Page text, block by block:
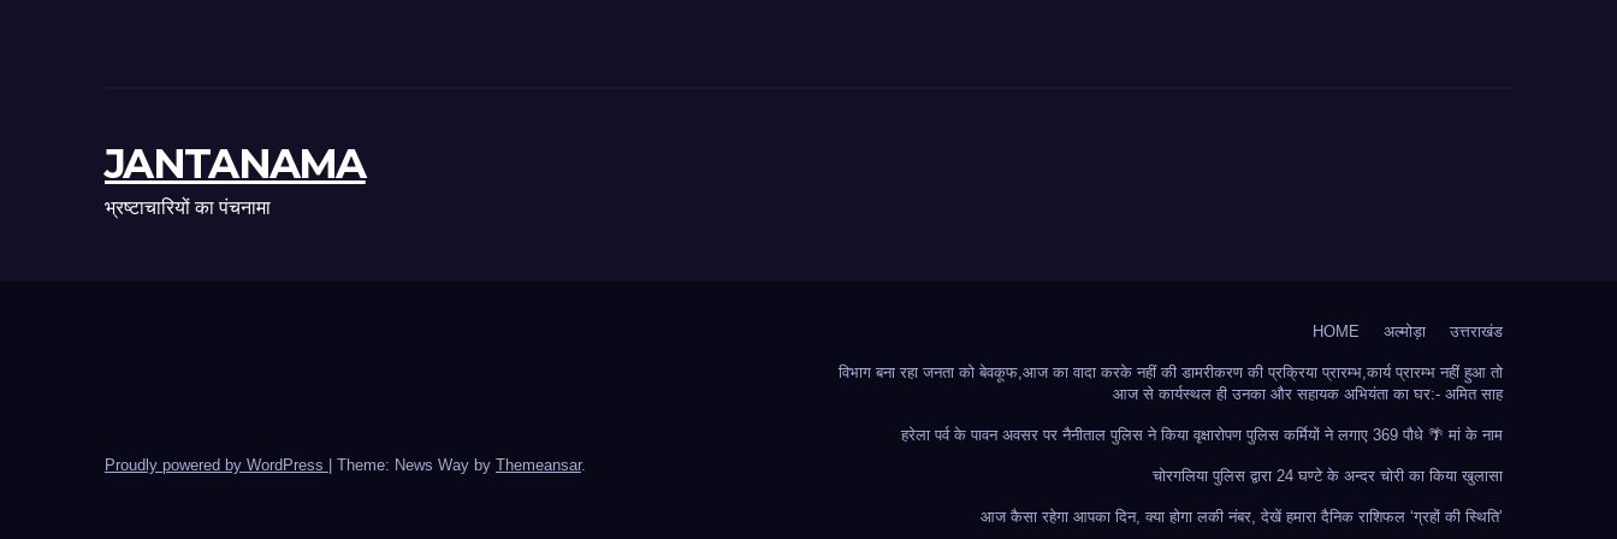
JANTANAMA
भ्रष्टाचारियों का पंचनामा
Proudly powered by WordPress Theme: News Way by Themeansar.
HOME अल्मोड़ा उत्तराखंड
विभाग बना रहा जनता को बेवकूफ,आज का वादा करके नहीं की डामरीकरण की प्रक्रिया प्रारम्भ,कार्य प्रारम्भ नहीं हुआ तो
आज से कार्यस्थल ही उनका और सहायक अभियंता का घर:- अमित साह
हरेला पर्व के पावन अवसर पर नैनीताल पुलिस ने किया वृक्षारोपण पुलिस कर्मियों ने लगाए 369 पौधे 🌴 मां के नाम
चोरगलिया पुलिस द्वारा 24 घण्टे के अन्दर चोरी का किया खुलासा
आज कैसा रहेगा आपका दिन, क्या होगा लकी नंबर, देखें हमारा दैनिक राशिफल ‘ग्रहों की स्थिति’